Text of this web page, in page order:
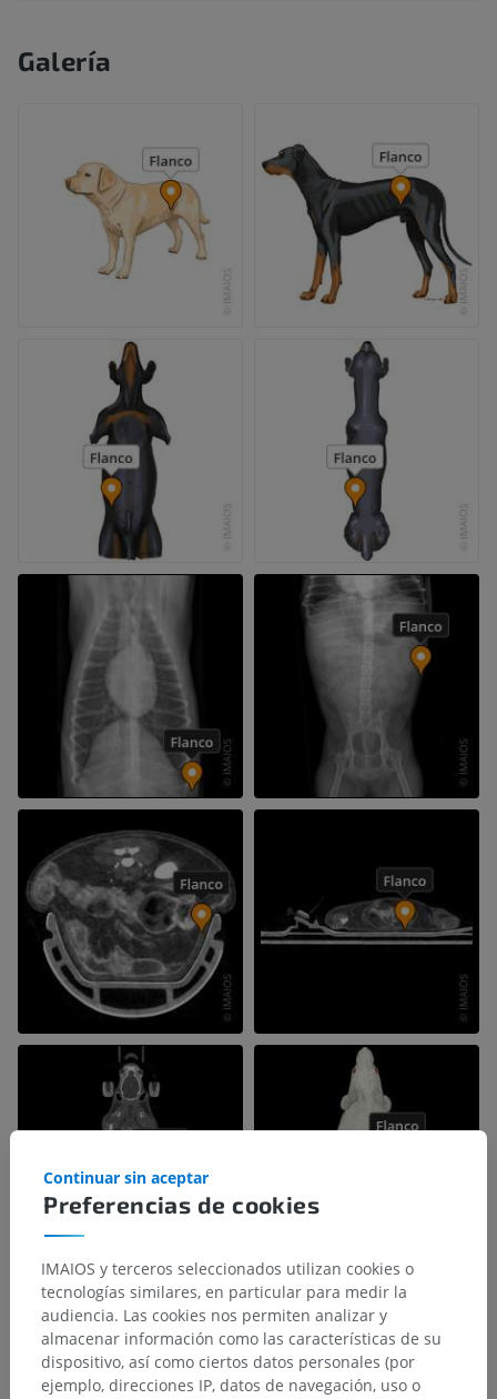
Galería
Preferencias de cookies
Continuar sin aceptar
IMAIOS y terceros seleccionados utilizan cookies o
tecnologías similares, en particular para medir la
audiencia. Las cookies nos permiten analizar y
almacenar información como las características de su
dispositivo, así como ciertos datos personales (por
ejemplo, direcciones IP, datos de navegación, uso o